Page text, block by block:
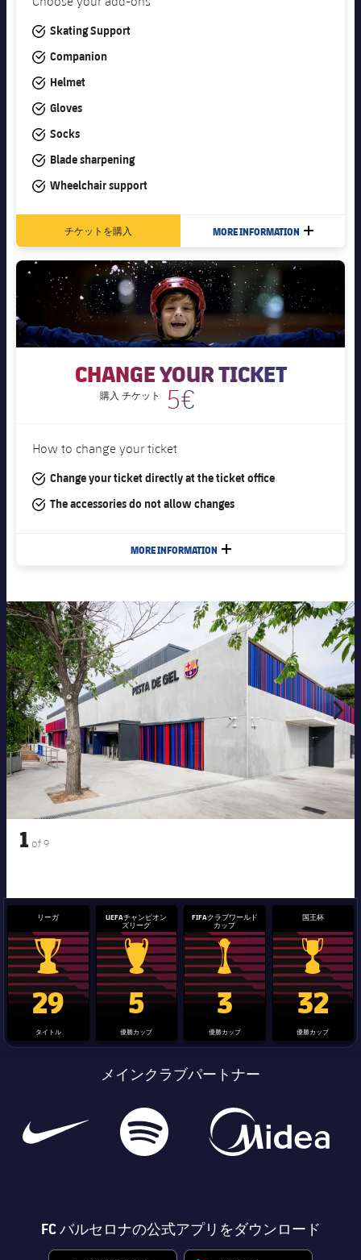
#tick
Skating Support
#tick
Companion
#tick
Helmet
#tick
Gloves
#tick
Socks
#tick
Blade sharpening
#tick
Wheelchair support
チケットを購入 MORE INFORMATION
CHANGE YOUR TICKET
購入 チケット 5€
How to change your ticket
#tick
Change your ticket directly at the ticket office
#tick
The accessories do not allow changes
MORE INFORMATION LABEL.ARIA.PLUS
前
label.aria.chevronleft 次
1 of9
リーガ
La Liga trophy
29
タイトル
UEFAチャンピオン
ズリーグ
Champions League trophy
5
優勝カップ
FIFAクラブワールド
カップ
label.aria.clubworldcup
3
優勝カップ
国王杯
国王杯
32
優勝カップ
メインクラブパートナー
FC バルセロナの公式アプリをダウンロード